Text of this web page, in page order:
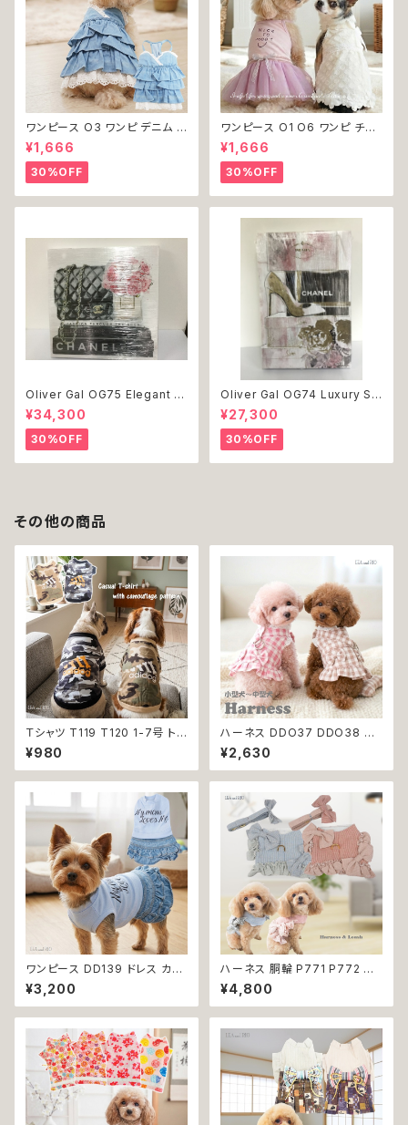
ワンピース O3 ワンピ デニム プ
リーツ レース 女の子 犬 犬服
小型 猫 服 洋服 ペット dog ド
ッグウェア おしゃれ かわいい 返
品交換不可
¥1,666
30%OFF
ワンピース O1 O6 ワンピ チュ
ール レース 花 フラワー 女の子
犬 犬服 小型 猫 服 洋服 ペット
dog ドッグウェア おしゃれ かわ
いい 返品交換不可
¥1,666
30%OFF
Oliver Gal OG75 Elegant E
ssentials Paris 絵 アート イ
ンテリア お祝い 贈り物 プレゼ
ント 結婚 新築 開店 周年 バー
スデイ 誕生日 ご褒美
¥34,300
30%OFF
Oliver Gal OG74 Luxury St
acked Shoes Rose Giftbo
x 絵 アート インテリア お祝い
贈り物 プレゼント 結婚 新築 開
店 周年 バースデイ 誕生日 ご褒
美
¥27,300
30%OFF
その他の商品
Ｔシャツ T119 T120 1-7号 トッ
プス 小型犬用 スポーティー カ
ジュアル 骨 ボーン グレー ベー
ジュ カモフラ 迷彩柄 ドックウェ
ト 服 犬服 猫服 オシャレ 小型犬
返品交換不可
¥980
ハーネス DDO37 DDO38 洋
服のようなハーネス 胴輪 チェッ
ク 散歩 お出掛け 引っ張り防止
小型犬 犬 猫 ペット 服 犬服 返
¥2,630
ワンピース DD139 ドレス カジ
ュアル スカート ハンドメイド パ
ピー 小型犬 犬 猫 ペット 服 犬
服 犬の服 猫服 猫の服 ドッグウ
け 返品交換不可
¥3,200
ハーネス 胴輪 P771 P772 パ
ステルカラー 引っ張り防止 散歩
お出掛け ドッグウエア 犬 猫 ペ
ット 服 犬服 猫服 かわいい おし
¥4,800